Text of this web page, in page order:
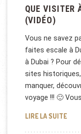
QUE VISITER
(VIDÉO)
Vous ne savez
faites escale à
à Dubai ? Pour
sites
manquer,
voyage !!! 🙂
LIRE LA SUITEQUE